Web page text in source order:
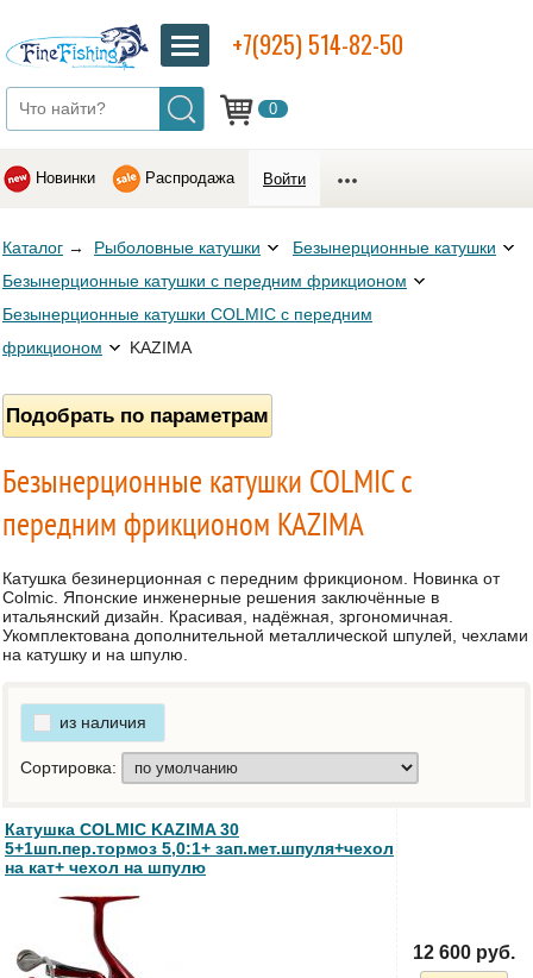
0
+7(925) 514-82-50
Новинки Распродажа Войти
Каталог → Рыболовные катушки
Безынерционные катушки
Безынерционные катушки с передним фрикционом
Безынерционные катушки COLMIC с передним
фрикционом
KAZIMA
Подобрать по параметрам
Безынерционные катушки COLMIC с
передним фрикционом KAZIMA
Катушка безинерционная с передним фрикционом. Новинка от
Colmic. Японские инженерные решения заключённые в
итальянский дизайн. Красивая, надёжная, зргономичная.
Укомплектована дополнительной металлической шпулей, чехлами
на катушку и на шпулю.
из наличия
Сортировка:
Катушка COLMIC KAZIMA 30
5+1шп.пер.тормоз 5,0:1+ зап.мет.шпуля+чехол
на кат+ чехол на шпулю
12 600 руб.